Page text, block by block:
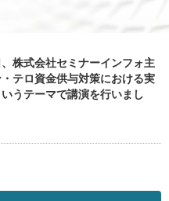
t
i
株式会社セミナーインフォ主
テロ資金供与対策における実
うテーマで講演を行いまし